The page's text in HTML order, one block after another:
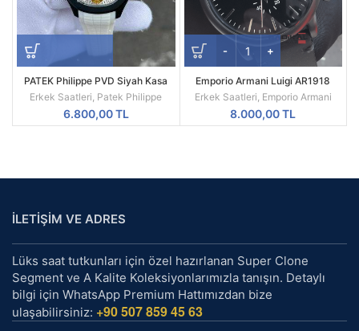
PATEK Philippe PVD Siyah Kasa
Beyaz Silikon Kordon
Erkek Saatleri, Patek Philippe
6.800,00TL
Emporio Armani Luigi AR1918
Replika Erkek Kol Saati
Erkek Saatleri, Emporio Armani
8.000,00TL
İLETİŞİM VE ADRES
Lüks saat tutkunları için özel hazırlanan Super Clone
Segment ve A Kalite Koleksiyonlarımızla tanışın. Detaylı
bilgi için WhatsApp Premium Hattımızdan bize
ulaşabilirsiniz: +90 507 859 45 63